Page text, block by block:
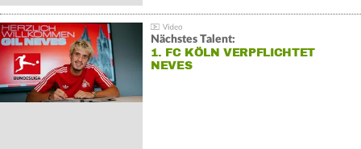
Nächstes Talent:
1. FC KÖLN VERPFLICHTET
NEVES